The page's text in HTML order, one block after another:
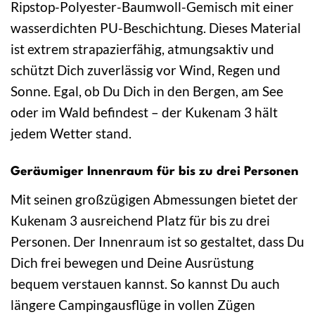
Ripstop-Polyester-Baumwoll-Gemisch mit einer
wasserdichten PU-Beschichtung. Dieses Material
ist extrem strapazierfähig, atmungsaktiv und
schützt Dich zuverlässig vor Wind, Regen und
Sonne. Egal, ob Du Dich in den Bergen, am See
oder im Wald befindest – der Kukenam 3 hält
jedem Wetter stand.
Geräumiger Innenraum für bis zu drei Personen
Mit seinen großzügigen Abmessungen bietet der
Kukenam 3 ausreichend Platz für bis zu drei
Personen. Der Innenraum ist so gestaltet, dass Du
Dich frei bewegen und Deine Ausrüstung
bequem verstauen kannst. So kannst Du auch
längere Campingausflüge in vollen Zügen